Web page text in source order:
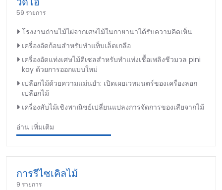
59 รายการ
โรงงานถ่านไม้ไผ่จากเศษไม้ในกายานาได้รับความคิดเห็น
เครื่องอัดก้อนสำหรับทำแท็บเล็ตเกลือ
เครื่องอัดแท่งเศษไม้ดีเซลสำหรับทำแท่งเชื้อเพลิงชีวมวล pini
kay ด้วยการออกแบบใหม่
เปลือกไม้ด้วยความแม่นยำ: เปิดเผยเวทมนตร์ของเครื่องลอก
เปลือกไม้
เครื่องสับไม้เชิงพาณิชย์เปลี่ยนแปลงการจัดการของเสียจากไม้
อ่าน เพิ่มเติม
การรีไซเคิลไม้
9 รายการ